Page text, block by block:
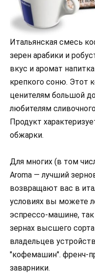
Итальянская смесь
зерен арабики и
вкус и аромат
крепкого соню. Этот
ценителям большой
любителям
Продукт
обжарки.
Для многих (в том
Aroma — лучший
возвращают вас в
условиях вы можете
эспрессо-машине,
зернах высшего
владельцев
"кофемашин". френч-
заварники.